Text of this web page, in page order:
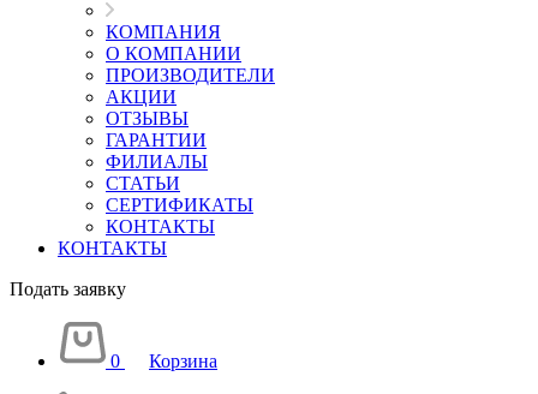
КОМПАНИЯ
О КОМПАНИИ
ПРОИЗВОДИТЕЛИ
АКЦИИ
ОТЗЫВЫ
ГАРАНТИИ
ФИЛИАЛЫ
СТАТЬИ
СЕРТИФИКАТЫ
КОНТАКТЫ
КОНТАКТЫ
Подать заявку
0 Корзина